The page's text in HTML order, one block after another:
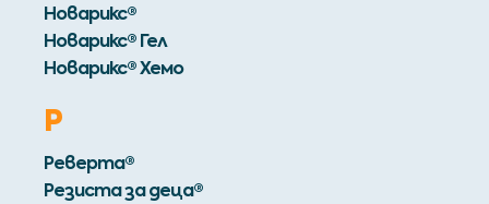
Новарикс®
Новарикс® Гел
Новарикс® Хемо
Р
Реверта®
Резиста за деца®